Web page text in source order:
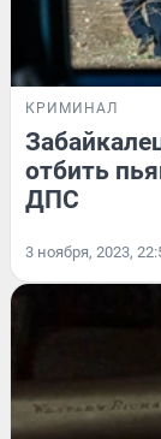
КРИМИНАЛ
отбить
ДПС
3 ноября, 2023,